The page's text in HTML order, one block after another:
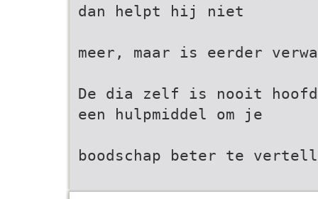
dan helpt hij niet
meer, maar is eerder
De dia zelf is nooit
een hulpmiddel om je
boodschap beter te